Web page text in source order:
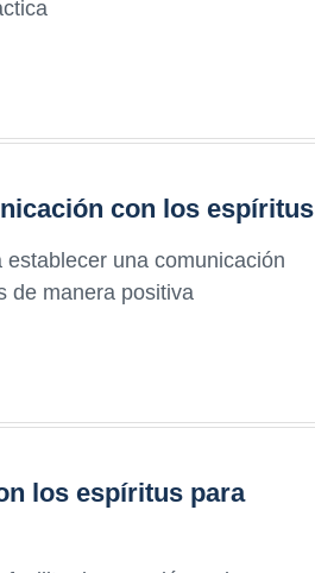
con los espíritus
una comunicación
de manera positiva
los espíritus para